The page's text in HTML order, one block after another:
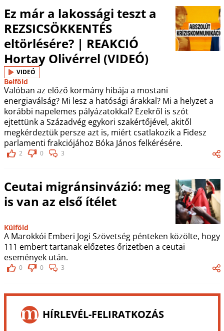
Ez már a lakossági teszt a
REZSICSÖKKENTÉS
eltörlésére? | REAKCIÓ
Hortay Olivérrel (VIDEÓ)
VIDEÓ
Belföld
Valóban az előző kormány hibája a mostani
energiaválság? Mi lesz a hatósági árakkal? Mi a helyzet a
korábbi napelemes pályázatokkal? Ezekről is szót
ejtettünk a Századvég egykori szakértőjével, akitől
megkérdeztük persze azt is, miért csatlakozik a Fidesz
parlamenti frakciójához Bóka János felkérésére.
2 0 3
Ceutai migránsinvázió: meg
is van az első ítélet
Külföld
A Marokkói Emberi Jogi Szövetség pénteken közölte, hogy
111 embert tartanak előzetes őrizetben a ceutai
események után.
0 0 3
HÍRLEVÉL-FELIRATKOZÁS